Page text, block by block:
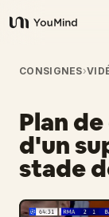
YouMind
Aperçu
Cas d'usage
Compétences
CONSIGNES›
Plan
d'un
stade